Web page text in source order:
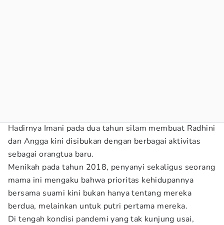
Hadirnya Imani pada dua tahun silam membuat Radhini
dan Angga kini disibukan dengan berbagai aktivitas
sebagai orangtua baru.
Menikah pada tahun 2018, penyanyi sekaligus seorang
mama ini mengaku bahwa prioritas kehidupannya
bersama suami kini bukan hanya tentang mereka
berdua, melainkan untuk putri pertama mereka.
Di tengah kondisi pandemi yang tak kunjung usai,